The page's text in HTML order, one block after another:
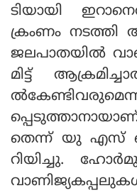
ടിയായി
ക്രംണം നടത്തി
ജലപാതയില്‍
മിട്ട്
തെന്ന് യു എസ്
റിയിച്ചു.